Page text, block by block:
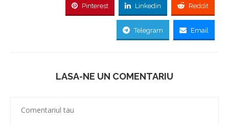
Pinterest Linkedin Reddit
Telegram Email
LASA-NE UN COMENTARIU